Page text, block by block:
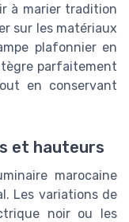
à marier tradition
sur les matériaux
plafonnier en
parfaitement
en conservant
et hauteurs
marocaine
Les variations de
noir ou les